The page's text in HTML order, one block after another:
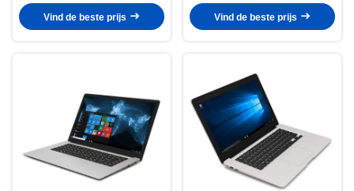
Uitbreidingshaven
128GB/256GB/512GB/1TB
Vind de beste prijs
Vind de beste prijs